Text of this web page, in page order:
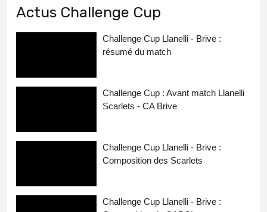
Actus Challenge Cup
Challenge Cup Llanelli - Brive :
résumé du match
Challenge Cup : Avant match Llanelli
Scarlets - CA Brive
Challenge Cup Llanelli - Brive :
Composition des Scarlets
Challenge Cup Llanelli - Brive :